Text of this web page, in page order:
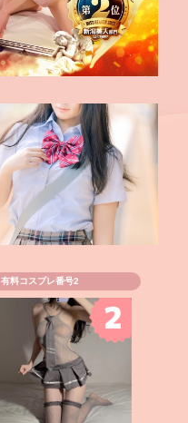
有料コスプレ番号2